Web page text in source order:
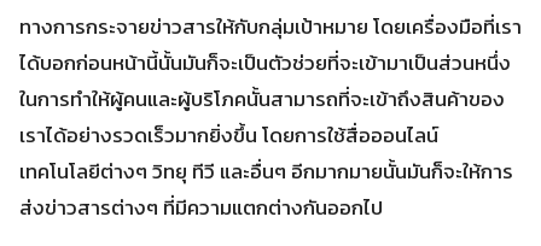
ทางการกระจายข่าวสารให้กับกลุ่มเป้าหมาย โดยเครื่องมือที่เรา
ได้บอกก่อนหน้านี้นั้นมันก็จะเป็นตัวช่วยที่จะเข้ามาเป็นส่วนหนึ่ง
ในการทำให้ผู้คนและผู้บริโภคนั้นสามารถที่จะเข้าถึงสินค้าของ
เราได้อย่างรวดเร็วมากยิ่งขึ้น โดยการใช้สื่อออนไลน์
เทคโนโลยีต่างๆ วิทยุ ทีวี และอื่นๆ อีกมากมายนั้นมันก็จะให้การ
ส่งข่าวสารต่างๆ ที่มีความแตกต่างกันออกไป